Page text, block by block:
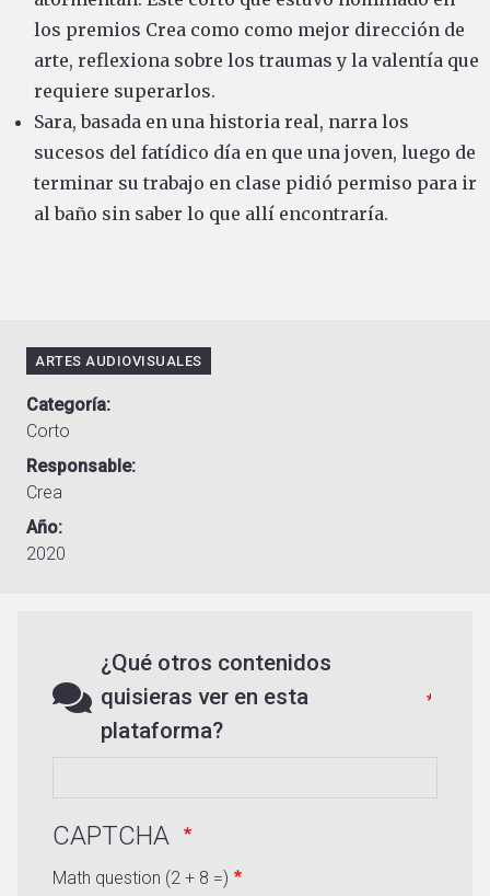
los premios Crea como como mejor dirección de
arte, reflexiona sobre los traumas y la valentía que
requiere superarlos.
Sara, basada en una historia real, narra los
sucesos del fatídico día en que una joven, luego de
terminar su trabajo en clase pidió permiso para ir
al baño sin saber lo que allí encontraría.
ARTES AUDIOVISUALES
Categoría
Corto
Responsable
Crea
Año
2020
¿Qué otros contenidos
quisieras ver en esta
plataforma?
CAPTCHA
Math question (2 + 8 =)